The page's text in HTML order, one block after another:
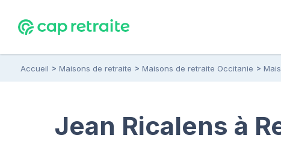
Accueil Maisons de retraite Maisons de retraite Occitanie
Jean Ricalens à